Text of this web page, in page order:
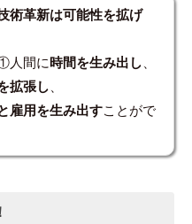
術革新は可能性を拡げ
人間に時間を生み出し
拡張し
雇用を生み出すことがで